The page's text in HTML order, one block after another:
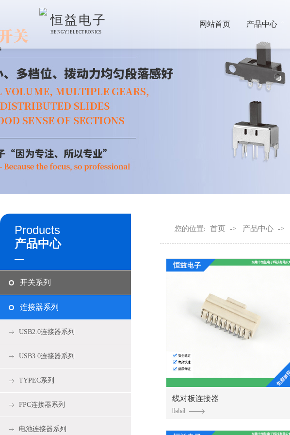
恒益电子
HENGYI ELECTRONICS
网站首页 产品中心
Products
产品中心
开关系列
连接器系列
USB2.0连接器系列
USB3.0连接器系列
TYPEC系列
FPC连接器系列
电池连接器系列
您的位置: 首页 -> 产品中心 ->
线对板连接器